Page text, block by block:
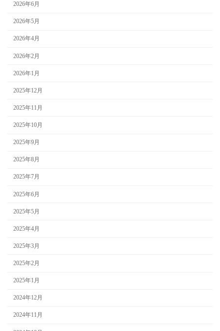
2026年6月
2026年5月
2026年4月
2026年2月
2026年1月
2025年12月
2025年11月
2025年10月
2025年9月
2025年8月
2025年7月
2025年6月
2025年5月
2025年4月
2025年3月
2025年2月
2025年1月
2024年12月
2024年11月